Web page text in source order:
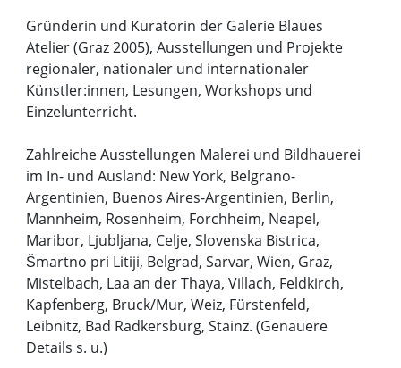
Gründerin und Kuratorin der Galerie Blaues
Atelier (Graz 2005), Ausstellungen und Projekte
regionaler, nationaler und internationaler
Künstler:innen, Lesungen, Workshops und
Einzelunterricht.
Zahlreiche Ausstellungen Malerei und Bildhauerei
im In- und Ausland: New York, Belgrano-
Argentinien, Buenos Aires-Argentinien, Berlin,
Mannheim, Rosenheim, Forchheim, Neapel,
Maribor, Ljubljana, Celje, Slovenska Bistrica,
Šmartno pri Litiji, Belgrad, Sarvar, Wien, Graz,
Mistelbach, Laa an der Thaya, Villach, Feldkirch,
Kapfenberg, Bruck/Mur, Weiz, Fürstenfeld,
Leibnitz, Bad Radkersburg, Stainz. (Genauere
Details s. u.)